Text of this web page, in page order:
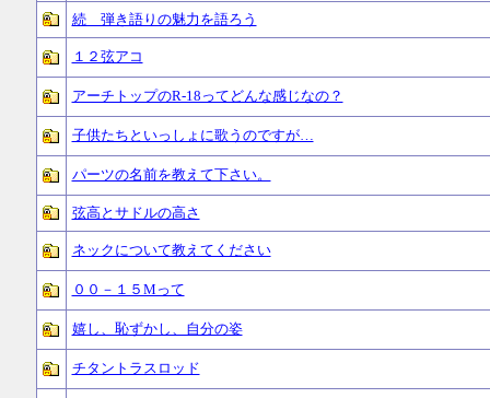
続 弾き語りの魅力を語ろう
１２弦アコ
アーチトップのR-18ってどんな感じなの？
子供たちといっしょに歌うのですが…
パーツの名前を教えて下さい。
弦高とサドルの高さ
ネックについて教えてください
００－１５Mって
嬉し、恥ずかし、自分の姿
チタントラスロッド